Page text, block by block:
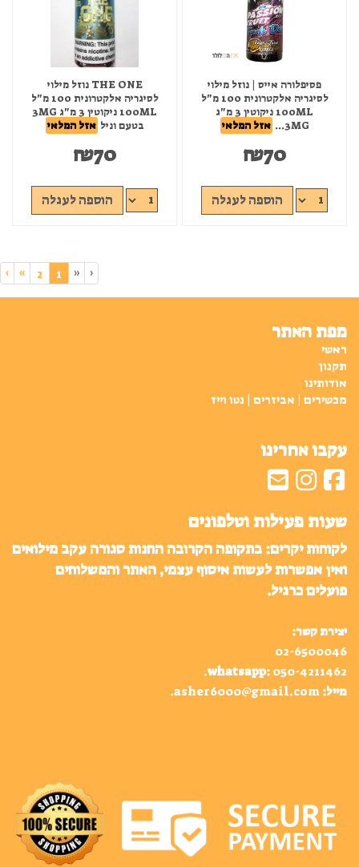
פסיפלורה אייס | נוזל מילוי
לסיגריה אלקטרונית 100 מ"ל
100ML ניקוטין 3 מ"ג
3MG...
אזל המלאי
₪70
הוספה לעגלה
THE ONE נוזל מילוי
לסיגריה אלקטרונית 100 מ"ל
100ML ניקוטין 3 מ"ג 3MG
בטעם וניל אזל המלאי
₪70
הוספה לעגלה
‹
«
1
2
»
›
מפת האתר
ראשי
תקנון
אודותינו
מכשירים | אביזרים | נטו וייז
עקבו אחרינו
שעות פעילות וטלפונים
לקוחות יקרים: בתקופה הקרובה החנות סגורה עקב מילואים
ואין אפשרות לעשות איסוף עצמי, האתר והמשלוחים
פועלים כרגיל.
יצירת קשר:
02-6500046
whatsapp: 050-4211462
.
מייל: asher6000@gmail.com
.